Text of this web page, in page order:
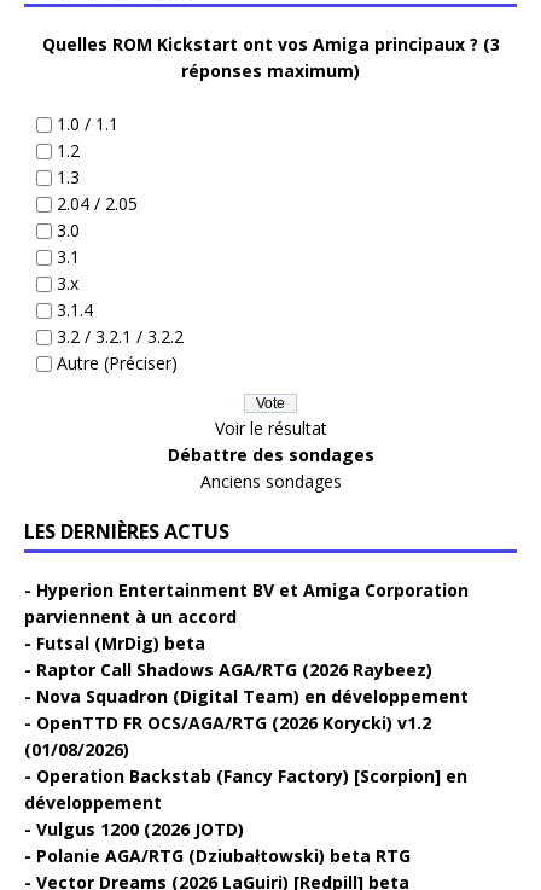
Quelles ROM Kickstart ont vos Amiga principaux ? (3
réponses maximum)
1.0 / 1.1
1.2
1.3
2.04 / 2.05
3.0
3.1
3.x
3.1.4
3.2 / 3.2.1 / 3.2.2
Autre (Préciser)
Voir le résultat
Débattre des sondages
Anciens sondages
LES DERNIÈRES ACTUS
Hyperion Entertainment BV et Amiga Corporation
parviennent à un accord
Futsal (MrDig) beta
Raptor Call Shadows AGA/RTG (2026 Raybeez)
Nova Squadron (Digital Team) en développement
OpenTTD FR OCS/AGA/RTG (2026 Korycki) v1.2
(01/08/2026)
Operation Backstab (Fancy Factory) [Scorpion] en
développement
Vulgus 1200 (2026 JOTD)
Polanie AGA/RTG (Dziubałtowski) beta RTG
Vector Dreams (2026 LaGuiri) [Redpill] beta